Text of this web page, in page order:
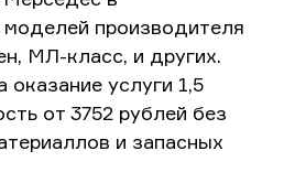
производителя
МЛ-класс, и других.
услуги 1,5
от 3752 рублей без
и запасных